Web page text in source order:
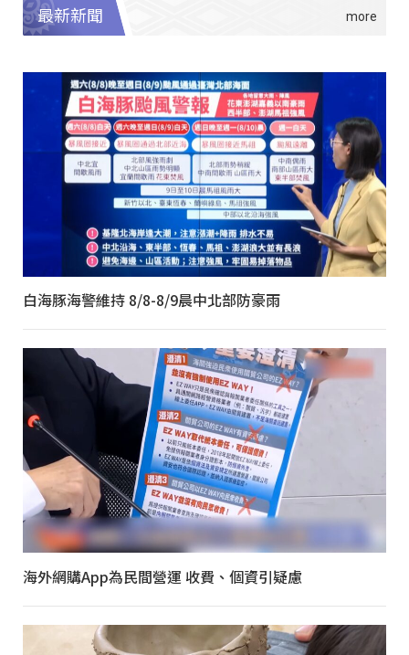
最新新聞
白海豚海警維持 8/8-8/9晨中北部防豪雨
海外網購App為民間營運 收費、個資引疑慮